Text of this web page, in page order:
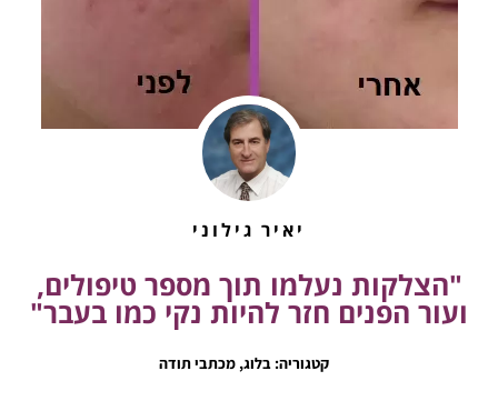
יאיר גילוני
"הצלקות נעלמו תוך מספר טיפולים,
ועור הפנים חזר להיות נקי כמו בעבר"
קטגוריה: בלוג,מכתבי תודה